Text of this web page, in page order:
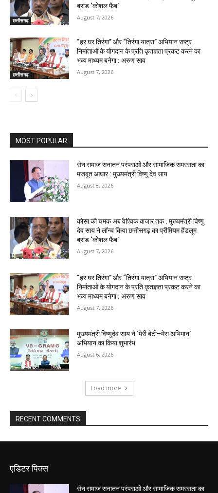
छत्तीसगढ़
ब्रांड ‘कोशल फैब’
August 7, 2026
छत्तीसगढ़
“हर घर तिरंगा” और “तिरंगा यात्रा” अभियान राष्ट्र
निर्माताओं के योगदान के प्रति कृतज्ञता प्रकट करने का
भव्य माध्यम बनेगा : अरुण साव
August 7, 2026
MOST POPULAR
सेन समाज सनातन परंपराओं और सामाजिक समरसता का
मजबूत आधार : मुख्यमंत्री विष्णु देव साय
August 8, 2026
कोसा की चमक अब वैश्विक बाजार तक : मुख्यमंत्री विष्णु
देव साय ने लॉन्च किया छत्तीसगढ़ का प्रीमियम हैंडलूम
ब्रांड ‘कोशल फैब’
August 7, 2026
“हर घर तिरंगा” और “तिरंगा यात्रा” अभियान राष्ट्र
निर्माताओं के योगदान के प्रति कृतज्ञता प्रकट करने का
भव्य माध्यम बनेगा : अरुण साव
August 7, 2026
मुख्यमंत्री विष्णुदेव साय ने ‘मेरी बेटी–मेरा अभिमान’
अभियान का किया शुभारंभ
August 6, 2026
Load more
RECENT COMMENTS
एडिटर पिक्स
सेन समाज सनातन परंपराओं और सामाजिक समरसता का